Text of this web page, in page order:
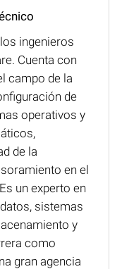
ingenieros
Cuenta con
campo de la
de
operativos y
de la
en el
un experto en
sistemas
y
como
gran agencia